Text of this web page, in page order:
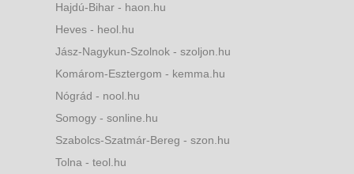
Hajdú-Bihar - haon.hu
Heves - heol.hu
Jász-Nagykun-Szolnok - szoljon.hu
Komárom-Esztergom - kemma.hu
Nógrád - nool.hu
Somogy - sonline.hu
Szabolcs-Szatmár-Bereg - szon.hu
Tolna - teol.hu